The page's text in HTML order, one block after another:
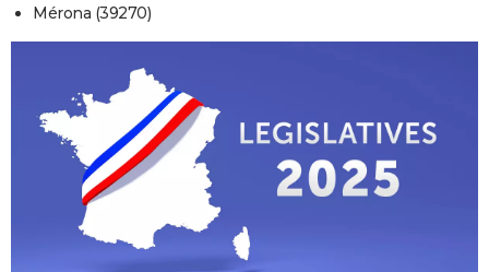
Mérona (39270)